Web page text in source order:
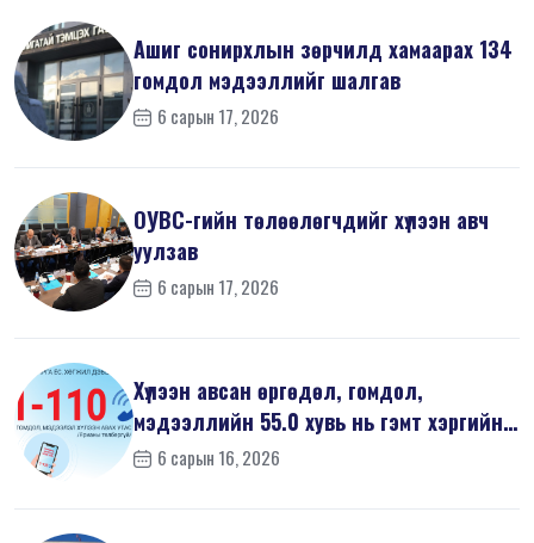
Ашиг сонирхлын зөрчилд хамаарах 134
гомдол мэдээллийг шалгав
6 сарын 17, 2026
ОУВС-гийн төлөөлөгчдийг хүлээн авч
уулзав
6 сарын 17, 2026
Хүлээн авсан өргөдөл, гомдол,
мэдээллийн 55.0 хувь нь гэмт хэргийн
шин...
6 сарын 16, 2026